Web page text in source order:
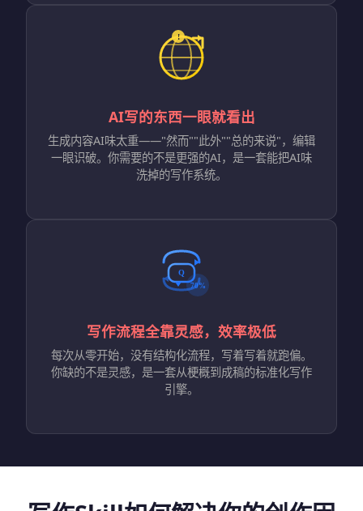
AI写的东西一眼就看出
生成内容AI味太重——"然而""此外""总的来说"，编辑
一眼识破。你需要的不是更强的AI，是一套能把AI味
洗掉的写作系统。
写作流程全靠灵感，效率极低
每次从零开始，没有结构化流程，写着写着就跑偏。
你缺的不是灵感，是一套从梗概到成稿的标准化写作
引擎。